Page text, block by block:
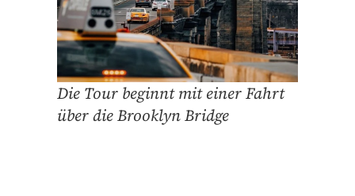
Die Tour beginnt mit einer Fahrt
über die Brooklyn Bridge